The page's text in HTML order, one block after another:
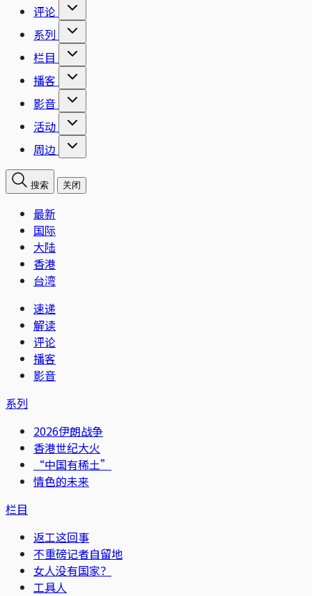
评论
系列
栏目
播客
影音
活动
周边
搜索 关闭
最新
国际
大陆
香港
台湾
速递
解读
评论
播客
影音
系列
2026伊朗战争
香港世纪大火
“中国有稀土”
情色的未来
栏目
返工这回事
不重磅记者自留地
女人没有国家？
工具人